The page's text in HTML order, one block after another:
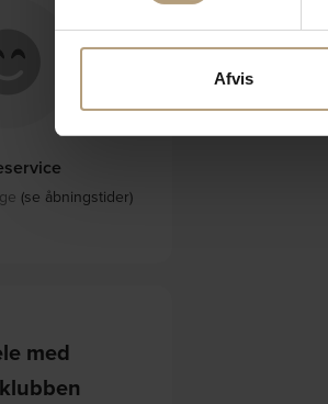
annonceringspartnere og
dem, eller som de har
Afvis
(se åbningstider)
med